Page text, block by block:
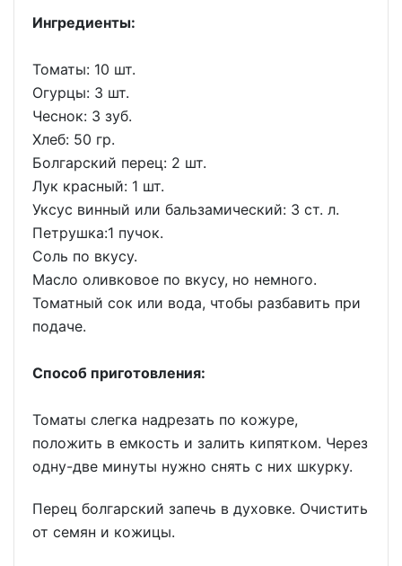
Ингредиенты:
Томаты: 10 шт.
Огурцы: 3 шт.
Чеснок: 3 зуб.
Хлеб: 50 гр.
Болгарский перец: 2 шт.
Лук красный: 1 шт.
Уксус винный или бальзамический: 3 ст. л.
Петрушка:1 пучок.
Соль по вкусу.
Масло оливковое по вкусу, но немного.
Томатный сок или вода, чтобы разбавить при
подаче.
Способ приготовления:
Томаты слегка надрезать по кожуре,
положить в емкость и залить кипятком. Через
одну-две минуты нужно снять с них шкурку.
Перец болгарский запечь в духовке. Очистить
от семян и кожицы.